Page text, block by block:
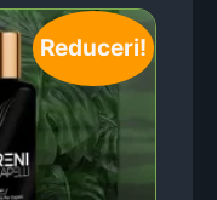
Reduceri!